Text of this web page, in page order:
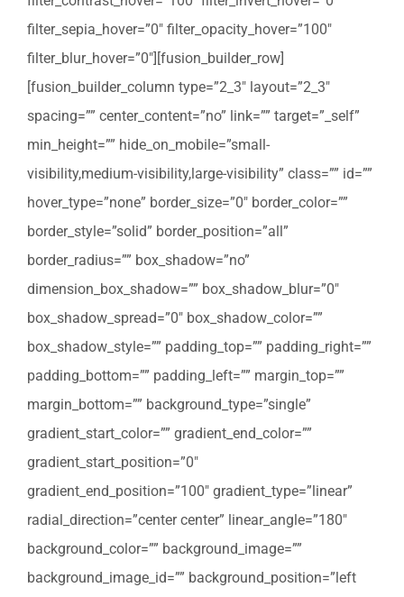
filter_sepia_hover=”0″ filter_opacity_hover=”100″
filter_blur_hover=”0″][fusion_builder_row]
[fusion_builder_column type=”2_3″ layout=”2_3″
spacing=”” center_content=”no” link=”” target=”_self”
min_height=”” hide_on_mobile=”small-
visibility,medium-visibility,large-visibility” class=”” id=””
hover_type=”none” border_size=”0″ border_color=””
border_style=”solid” border_position=”all”
border_radius=”” box_shadow=”no”
dimension_box_shadow=”” box_shadow_blur=”0″
box_shadow_spread=”0″ box_shadow_color=””
box_shadow_style=”” padding_top=”” padding_right=””
padding_bottom=”” padding_left=”” margin_top=””
margin_bottom=”” background_type=”single”
gradient_start_color=”” gradient_end_color=””
gradient_start_position=”0″
gradient_end_position=”100″ gradient_type=”linear”
radial_direction=”center center” linear_angle=”180″
background_color=”” background_image=””
background_image_id=”” background_position=”left